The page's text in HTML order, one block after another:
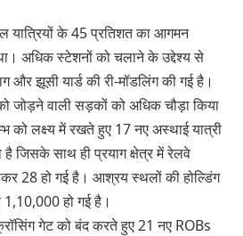
यात्रियों के 45 प्रतिशत का आगमन
अधिक स्टेशनों को चलाने के उद्देश्य से
और झूसी यार्ड की री-मॉडलिंग की गई है।
जोड़ने वाली सड़कों को अधिक चौड़ा किया
को लक्ष्य में रखते हुए 17 नए अस्थाई यात्री
है जिसके साथ ही प्रयाग क्षेत्र में रेलवे
28 हो गई है। आश्रय स्थलों की होल्डिंग
हो गई है।
गेट को बंद करते हुए 21 नए ROBs